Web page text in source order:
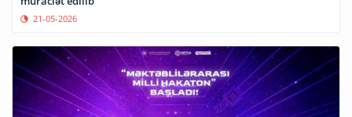
21-05-2026